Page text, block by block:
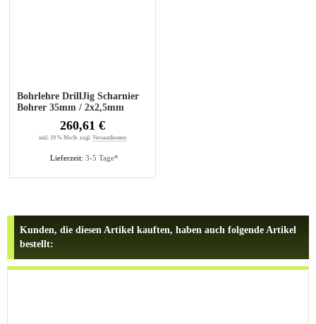
Bohrlehre DrillJig Scharnier
Bohrer 35mm / 2x2,5mm
Lieferzeit: 3-5 Tage*
260,61 €
inkl. 19 % MwSt. zzgl. Versandkosten
Kunden, die diesen Artikel kauften, haben auch folgende Artikel
bestellt: